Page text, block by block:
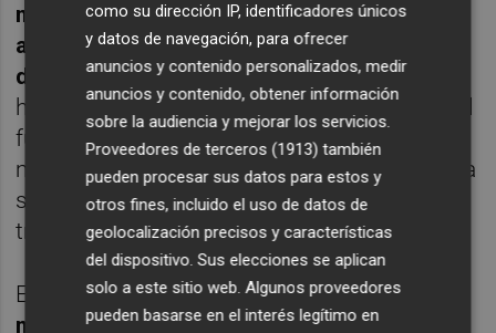
millones de euros que el Newcastle ha
abonado por Sandro Tonali dotan al equipo
de Milán de músculo económicosuficiente,
hasta el punto que están a punto de cerrar al
futbolista del Chelsea Loftus-Cheek por 15
millones. Con el británico más Yunus, la idea
sería la de reconstruir el centro del campo
tras la salida de Tonali.
En el club de Mestallaesperan la oferta
milanista sabedores de que además la baja
como su dirección IP, identificadores únicos
y datos de navegación, para ofrecer
anuncios y contenido personalizados, medir
anuncios y contenido, obtener información
sobre la audiencia y mejorar los servicios.
Proveedores de terceros (1913) también
pueden procesar sus datos para estos y
otros fines, incluido el uso de datos de
geolocalización precisos y características
del dispositivo. Sus elecciones se aplican
solo a este sitio web. Algunos proveedores
pueden basarse en el interés legítimo en